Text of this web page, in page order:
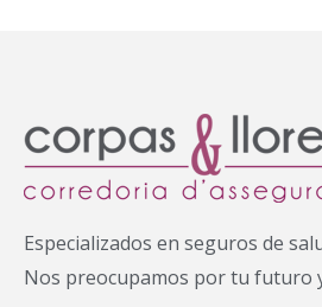
Especializados en seguros de
Nos preocupamos por tu futuro